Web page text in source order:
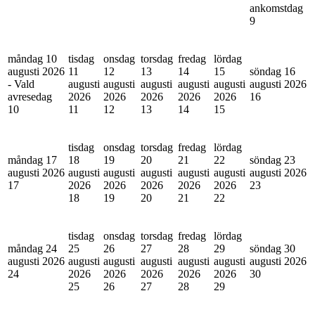
ankomstdag
9
måndag 10
augusti 2026
- Vald
avresedag
10
tisdag
11
augusti
2026
11
onsdag
12
augusti
2026
12
torsdag
13
augusti
2026
13
fredag
14
augusti
2026
14
lördag
15
augusti
2026
15
söndag 16
augusti 2026
16
måndag 17
augusti 2026
17
tisdag
18
augusti
2026
18
onsdag
19
augusti
2026
19
torsdag
20
augusti
2026
20
fredag
21
augusti
2026
21
lördag
22
augusti
2026
22
söndag 23
augusti 2026
23
måndag 24
augusti 2026
24
tisdag
25
augusti
2026
25
onsdag
26
augusti
2026
26
torsdag
27
augusti
2026
27
fredag
28
augusti
2026
28
lördag
29
augusti
2026
29
söndag 30
augusti 2026
30